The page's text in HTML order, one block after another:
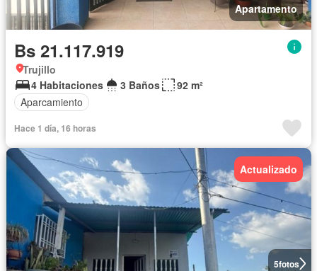
Apartamento
Bs 21.117.919
Trujillo
4 Habitaciones
3 Baños
92 m²
Aparcamiento
Hace 1 día, 16 horas
5fotos
Actualizado